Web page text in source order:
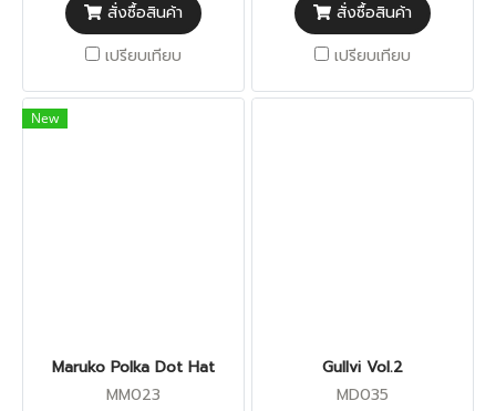
สั่งซื้อสินค้า
เปรียบเทียบ
สั่งซื้อสินค้า
เปรียบเทียบ
New
Maruko Polka Dot Hat
MM023
Gullvi Vol.2
MD035